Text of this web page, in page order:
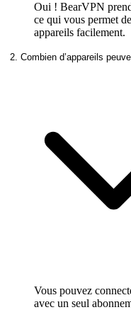
Oui ! BearVPN
ce qui vous permet
appareils facilement.
2. Combien d’appareils
Vous pouvez
avec un seul